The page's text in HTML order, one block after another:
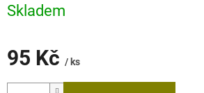
je
0,0
hvězdiček.
Skladem
95 Kč / ks
Měrná